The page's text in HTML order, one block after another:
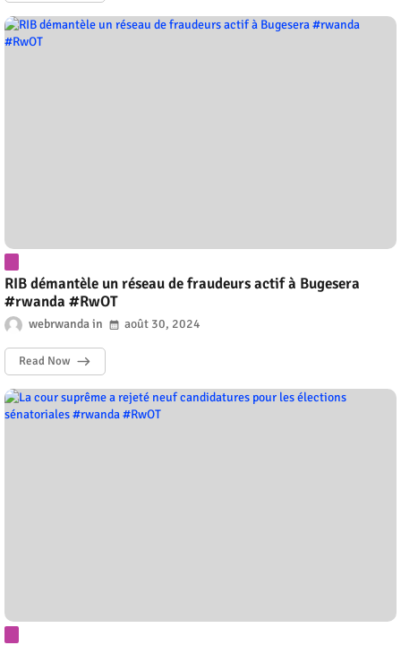
RIB démantèle un réseau de fraudeurs actif à Bugesera
#rwanda #RwOT
webrwanda août 30, 2024
Read Now